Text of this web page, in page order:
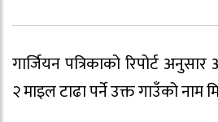
गार्जियन पत्रिकाको रिपोर्ट
२ माइल टाढा पर्ने उक्त गाउँको नाम